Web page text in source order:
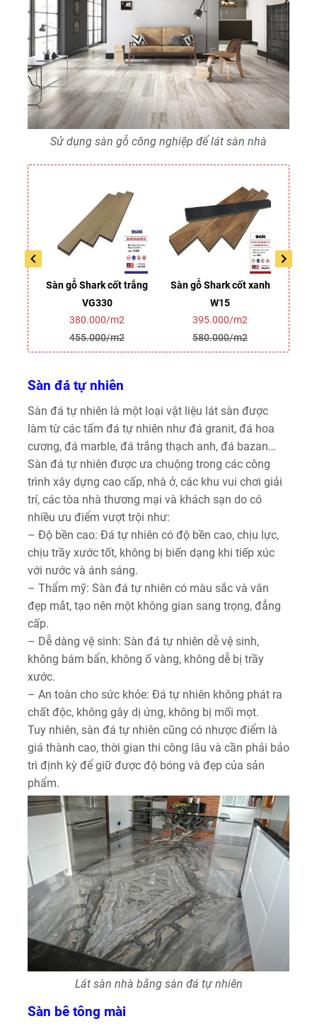
Sử dụng sàn gỗ công nghiệp để lát sàn nhà
Sàn gỗ Shark cốt trắng
VG330
380.000/m2
455.000/m2
Sàn gỗ Shark cốt xanh
W15
395.000/m2
580.000/m2
Sàn đá tự nhiên
Sàn đá tự nhiên là một loại vật liệu lát sàn được
làm từ các tấm đá tự nhiên như đá granit, đá hoa
cương, đá marble, đá trắng thạch anh, đá bazan…
Sàn đá tự nhiên được ưa chuộng trong các công
trình xây dựng cao cấp, nhà ở, các khu vui chơi giải
trí, các tòa nhà thương mại và khách sạn do có
nhiều ưu điểm vượt trội như:
– Độ bền cao: Đá tự nhiên có độ bền cao, chịu lực,
chịu trầy xước tốt, không bị biến dạng khi tiếp xúc
với nước và ánh sáng.
– Thẩm mỹ: Sàn đá tự nhiên có màu sắc và vân
đẹp mắt, tạo nên một không gian sang trọng, đẳng
cấp.
– Dễ dàng vệ sinh: Sàn đá tự nhiên dễ vệ sinh,
không bám bẩn, không ố vàng, không dễ bị trầy
xước.
– An toàn cho sức khỏe: Đá tự nhiên không phát ra
chất độc, không gây dị ứng, không bị mối mọt.
Tuy nhiên, sàn đá tự nhiên cũng có nhược điểm là
giá thành cao, thời gian thi công lâu và cần phải bảo
trì định kỳ để giữ được độ bóng và đẹp của sản
phẩm.
Lát sàn nhà bằng sàn đá tự nhiên
Sàn bê tông mài